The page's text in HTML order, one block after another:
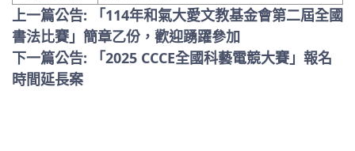
上一篇公告: 「114年和氣大愛文教基金會第二屆全國
書法比賽」簡章乙份，歡迎踴躍參加
下一篇公告: 「2025 CCCE全國科藝電競大賽」報名
時間延長案